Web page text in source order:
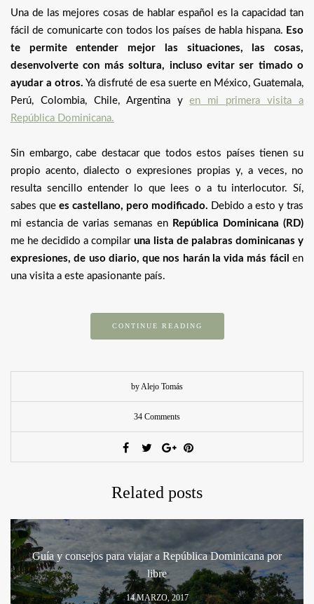
Una de las mejores cosas de hablar español es la capacidad tan
fácil de comunicarte con todos los países de habla hispana. Eso
te permite entender mejor las situaciones, las cosas,
desenvolverte con más soltura, incluso evitar ser timado o
ayudar a otros. Ya disfruté de esa suerte en México, Guatemala,
Perú, Colombia, Chile, Argentina yen mi primera visita a
República Dominicana.
Sin embargo, cabe destacar que todos estos países tienen su
propio acento, dialecto o expresiones propias y, a veces, no
resulta sencillo entender lo que lees o a tu interlocutor. Sí,
sabes que es castellano, pero modificado.
Debido a esto y tras
mi estancia de varias semanas en República Dominicana (RD)
me he decidido a compilar una lista de palabras dominicanas y
expresiones, de uso diario, que nos harán la vida más fácil en
una visita a este apasionante país.
CONTINUE READING
by Alejo Tomás
34 Comments
Related posts
Guía y consejos para viajar a República Dominicana por
libre
14 MARZO, 2017